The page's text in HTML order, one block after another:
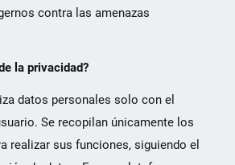
contra las amenazas
la privacidad?
datos personales solo con el
Se recopilan únicamente los
realizar sus funciones, siguiendo el